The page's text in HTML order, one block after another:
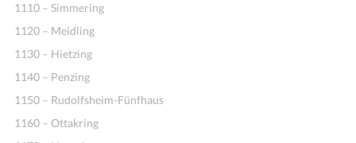
1110 – Simmering
1120 – Meidling
1130 – Hietzing
1140 – Penzing
1150 – Rudolfsheim-Fünfhaus
1160 – Ottakring